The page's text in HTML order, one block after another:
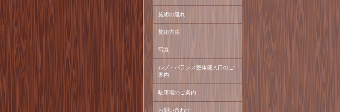
施術の流れ
施術方法
写真
ルブ・バランス整体院入口のご
案内
駐車場のご案内
お問い合わせ